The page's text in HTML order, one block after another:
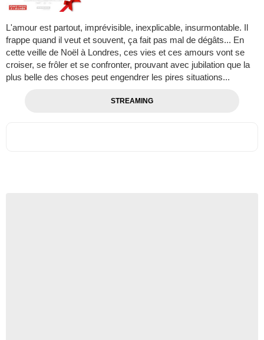
L'amour est partout, imprévisible, inexplicable, insurmontable. Il
frappe quand il veut et souvent, ça fait pas mal de dégâts... En
cette veille de Noël à Londres, ces vies et ces amours vont se
croiser, se frôler et se confronter, prouvant avec jubilation que la
plus belle des choses peut engendrer les pires situations...
STREAMING